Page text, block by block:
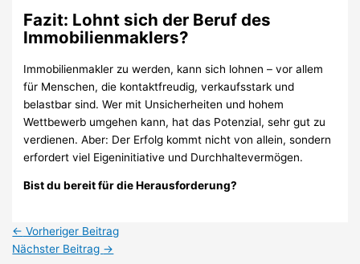
Fazit: Lohnt sich der Beruf des
Immobilienmaklers?
Immobilienmakler zu werden, kann sich lohnen – vor allem
für Menschen, die kontaktfreudig, verkaufsstark und
belastbar sind. Wer mit Unsicherheiten und hohem
Wettbewerb umgehen kann, hat das Potenzial, sehr gut zu
verdienen. Aber: Der Erfolg kommt nicht von allein, sondern
erfordert viel Eigeninitiative und Durchhaltevermögen.
Bist du bereit für die Herausforderung?
← Vorheriger Beitrag
Nächster Beitrag →